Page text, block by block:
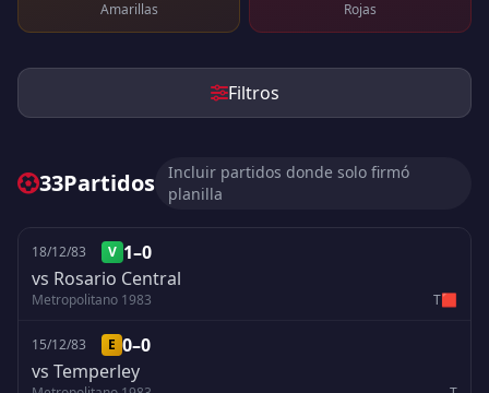
Amarillas Rojas
Filtros
33Partidos
Incluir partidos donde solo firmó
planilla
18/12/83 V 1–0
vs Rosario Central
Metropolitano 1983 T🟥
15/12/83 E 0–0
vs Temperley